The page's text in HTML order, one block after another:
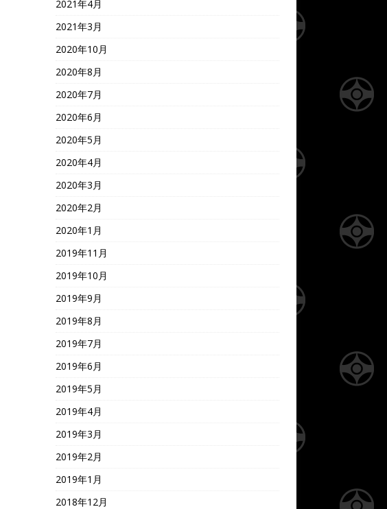
2021年4月
2021年3月
2020年10月
2020年8月
2020年7月
2020年6月
2020年5月
2020年4月
2020年3月
2020年2月
2020年1月
2019年11月
2019年10月
2019年9月
2019年8月
2019年7月
2019年6月
2019年5月
2019年4月
2019年3月
2019年2月
2019年1月
2018年12月